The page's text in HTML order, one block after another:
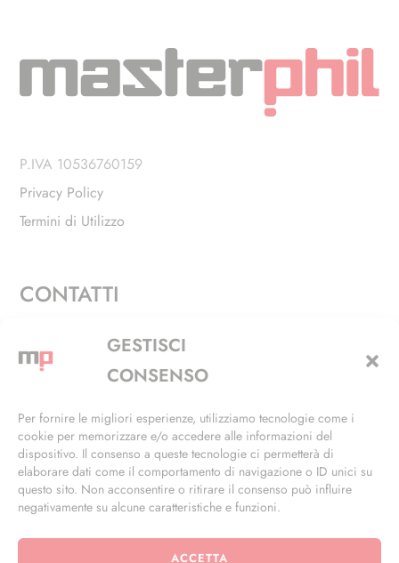
GESTISCI
CONSENSO
Per fornire le migliori esperienze, utilizziamo tecnologie come i
cookie per memorizzare e/o accedere alle informazioni del
dispositivo. Il consenso a queste tecnologie ci permetterà di
elaborare dati come il comportamento di navigazione o ID unici su
questo sito. Non acconsentire o ritirare il consenso può influire
negativamente su alcune caratteristiche e funzioni.
ACCETTA
P.IVA 10536760159
Privacy Policy
Termini di Utilizzo
CONTATTI
Via Alfieri, 27 - Trezzano Sul Naviglio (MI)
+39 02 4846 3155
info@masterphil.it